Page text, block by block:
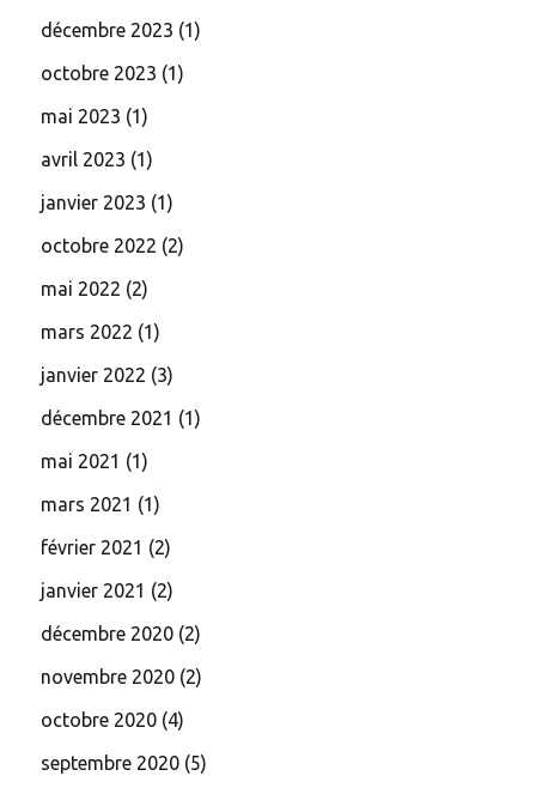
décembre 2023 (1)
octobre 2023 (1)
mai 2023 (1)
avril 2023 (1)
janvier 2023 (1)
octobre 2022 (2)
mai 2022 (2)
mars 2022 (1)
janvier 2022 (3)
décembre 2021 (1)
mai 2021 (1)
mars 2021 (1)
février 2021 (2)
janvier 2021 (2)
décembre 2020 (2)
novembre 2020 (2)
octobre 2020 (4)
septembre 2020 (5)